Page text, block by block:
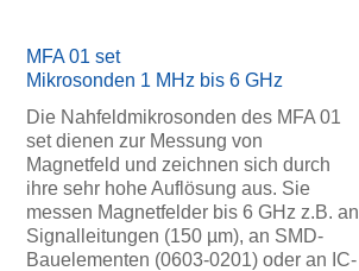
MFA 01 set
Mikrosonden 1 MHz bis 6 GHz
Die Nahfeldmikrosonden des MFA 01
set dienen zur Messung von
Magnetfeld und zeichnen sich durch
ihre sehr hohe Auflösung aus. Sie
messen Magnetfelder bis 6 GHz z.B. an
Signalleitungen (150 µm), an SMD-
Bauelementen (0603-0201) oder an IC-